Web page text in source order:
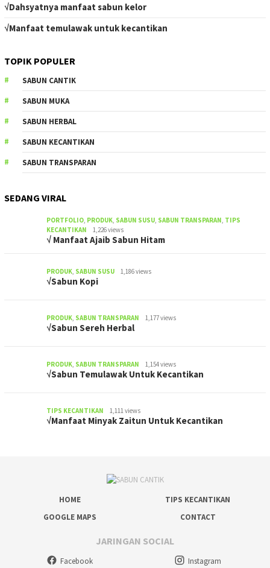
√Dahsyatnya manfaat sabun kelor
√Manfaat temulawak untuk kecantikan
TOPIK POPULER
SABUN CANTIK
SABUN MUKA
SABUN HERBAL
SABUN KECANTIKAN
SABUN TRANSPARAN
SEDANG VIRAL
PORTFOLIO, PRODUK, SABUN SUSU, SABUN TRANSPARAN, TIPS
KECANTIKAN
1,226 views
√ Manfaat Ajaib Sabun Hitam
PRODUK, SABUN SUSU 1,186 views
√Sabun Kopi
PRODUK, SABUN TRANSPARAN 1,177 views
√Sabun Sereh Herbal
PRODUK, SABUN TRANSPARAN 1,154 views
√Sabun Temulawak Untuk Kecantikan
TIPS KECANTIKAN 1,111 views
√Manfaat Minyak Zaitun Untuk Kecantikan
HOME
TIPS KECANTIKAN
GOOGLE MAPS
CONTACT
JARINGAN SOCIAL
Facebook Instagram